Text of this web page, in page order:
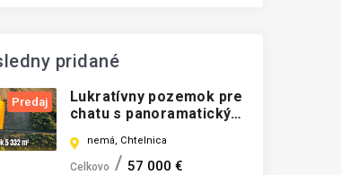
pridané
Predaj
Lukratívny pozemok pre
chatu s panoramatickým
nemá, Chtelnica
Celkovo 57 000 €